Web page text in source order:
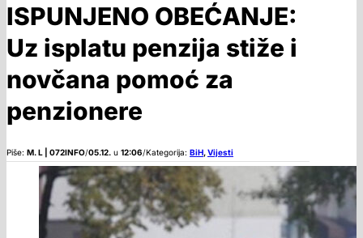
ISPUNJENO OBEĆANJE:
Uz isplatu penzija stiže i
novčana pomoć za
penzionere
Piše: M. L | 072INFO/05.12. u 12:06/Kategorija: BiH,Vijesti